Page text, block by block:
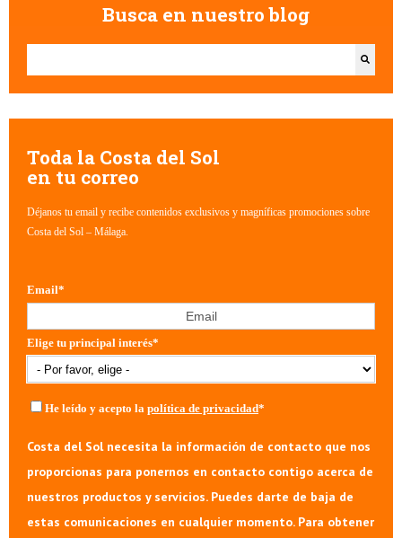
Busca en nuestro blog
Esto es un campo de búsqueda con una función de texto predictivo.
Toda la Costa del Sol
en tu correo
Déjanos tu email y recibe contenidos exclusivos y magníficas promociones sobre
Costa del Sol – Málaga.
Email*
Elige tu principal interés*
He leído y acepto la política de privacidad*
Costa del Sol necesita la información de contacto que nos
proporcionas para ponernos en contacto contigo acerca de
nuestros productos y servicios. Puedes darte de baja de
estas comunicaciones en cualquier momento. Para obtener